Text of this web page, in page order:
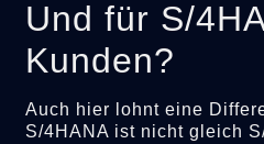
Und für S/
Kunden?
Auch hier lohnt eine
S/4HANA ist nicht gleich